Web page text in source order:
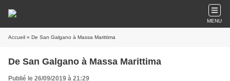
MENU
Accueil » De San Galgano à Massa Marittima
De San Galgano à Massa Marittima
Publié le 26/09/2019 à 21:29